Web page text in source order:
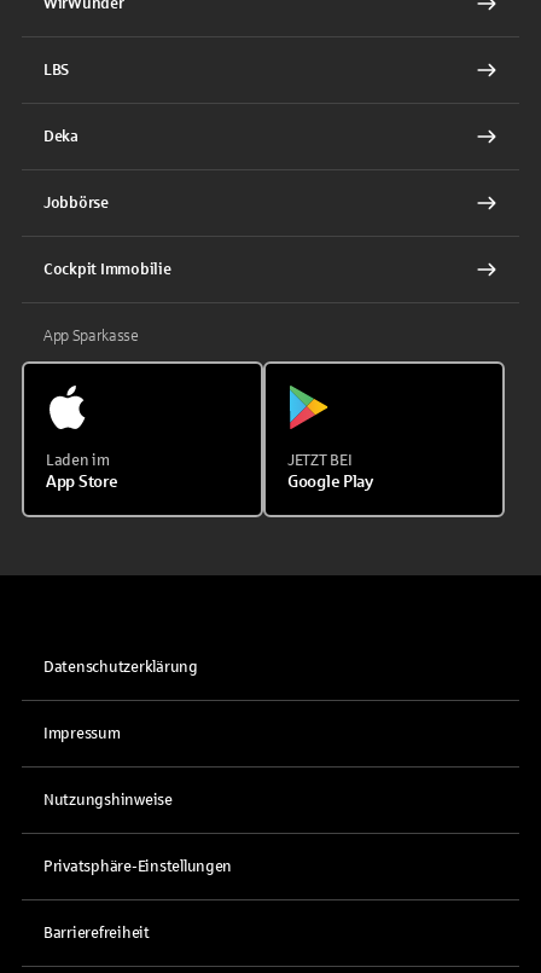
LBS
Deka
Jobbörse
Cockpit Immobilie
App Sparkasse
Laden im
App Store
JETZT BEI
Google Play
Datenschutzerklärung
Impressum
Nutzungshinweise
Privatsphäre-Einstellungen
Barrierefreiheit